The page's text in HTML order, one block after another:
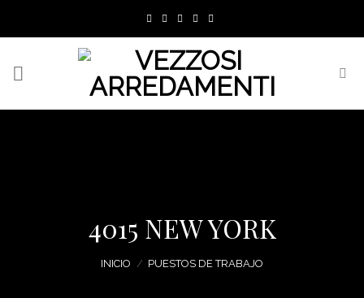
4015 NEW YORK
INICIO / PUESTOS DE TRABAJO